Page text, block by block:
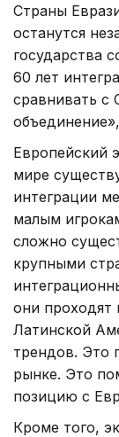
Страны
останутся
государства
60 лет
сравнивать с
Европейский
мире
интеграции
малым
сложно
крупными
они проходят
Латинской
трендов. Это
рынке. Это
позицию с
Кроме того,